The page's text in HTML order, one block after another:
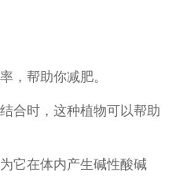
，帮助你减肥。
合时，这种植物可以帮助
它在体内产生碱性酸碱